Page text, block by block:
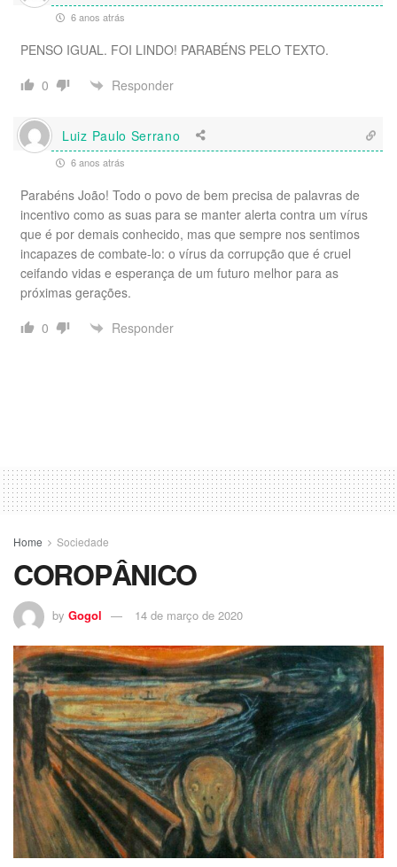
6 anos atrás
PENSO IGUAL. FOI LINDO! PARABÉNS PELO TEXTO.
0
Responder
Luiz Paulo Serrano
6 anos atrás
Parabéns João! Todo o povo de bem precisa de palavras de
incentivo como as suas para se manter alerta contra um vírus
que é por demais conhecido, mas que sempre nos sentimos
incapazes de combate-lo: o vírus da corrupção que é cruel
ceifando vidas e esperança de um futuro melhor para as
próximas gerações.
0
Responder
Home Sociedade
COROPÂNICO
by Gogol 14 de março de 2020